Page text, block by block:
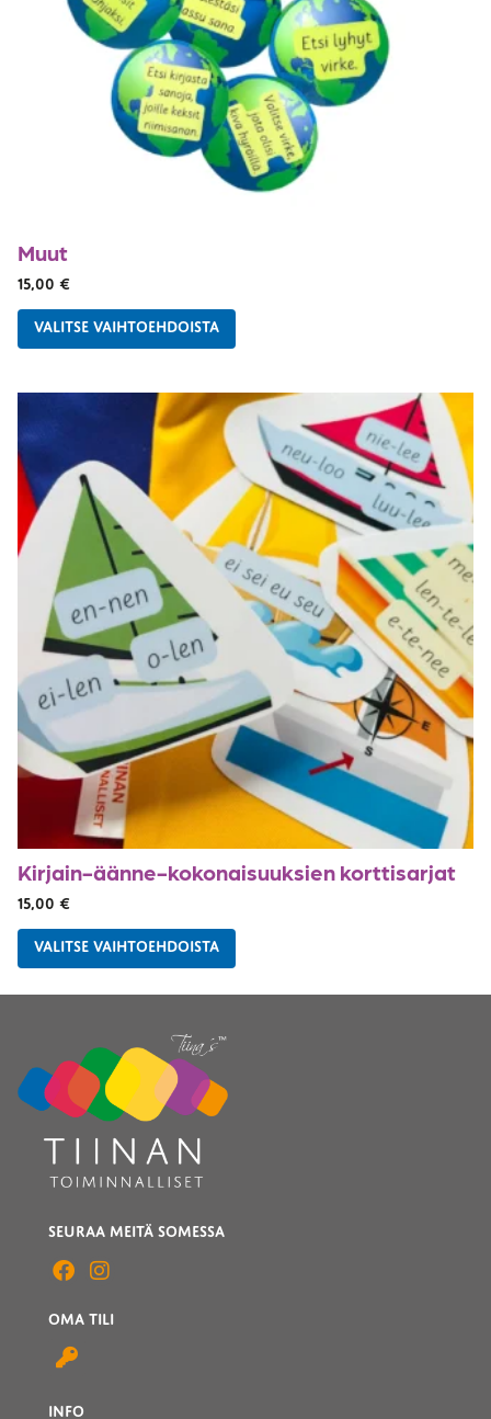
Muut
15,00 €
VALITSE VAIHTOEHDOISTA
Kirjain-äänne-kokonaisuuksien korttisarjat
15,00 €
VALITSE VAIHTOEHDOISTA
SEURAA MEITÄ SOMESSA
OMA TILI
INFO